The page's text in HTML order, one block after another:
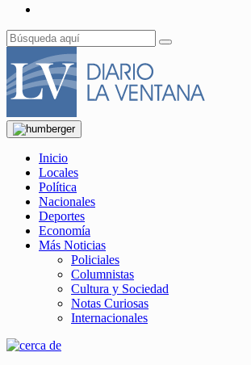
Inicio
Locales
Política
Nacionales
Deportes
Economía
Más Noticias
Policiales
Columnistas
Cultura y Sociedad
Notas Curiosas
Internacionales